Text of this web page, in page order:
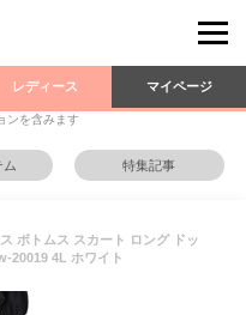
レディース マイページ
ンを含みます
ム 特集記事
ボトムス スカート ロング ドッ
20019 4L ホワイト